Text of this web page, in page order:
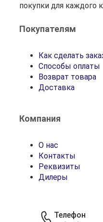
покупки для каждого
Покупателям
Как сделать
Способы оплаты
Возврат товара
Доставка
Компания
О нас
Контакты
Реквизиты
Дилеры
Телефон